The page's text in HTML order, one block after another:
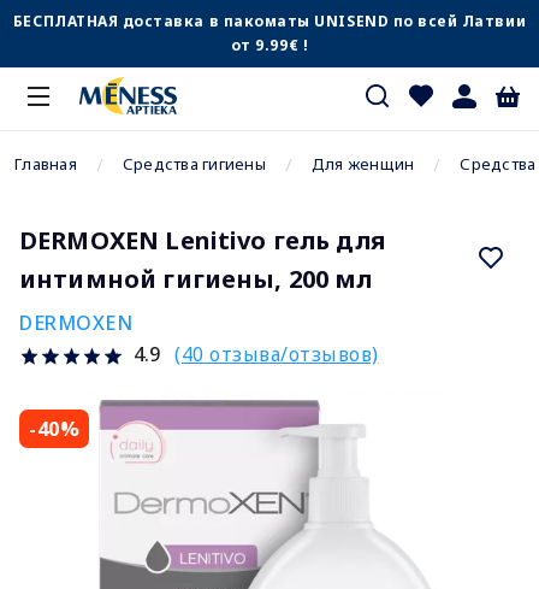
БЕСПЛАТНАЯ доставка в пакоматы UNISEND по всей Латвии
от 9.99€ !
Главная Средства гигиены Для женщин
DERMOXEN Lenitivo гель для
интимной гигиены, 200 мл
DERMOXEN
4.9 (40 отзыва/отзывов)
-40%